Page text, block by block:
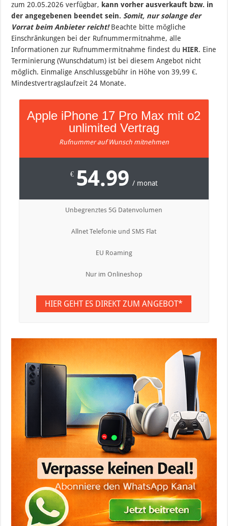
zum 20.05.2026 verfügbar, kann vorher ausverkauft bzw. in
der angegebenen beendet sein. Somit, nur solange der
Vorrat beim Anbieter reicht! Beachte bitte mögliche
Einschränkungen bei der Rufnummermitnahme, alle
Informationen zur Rufnummermitnahme findest du HIER. Eine
Terminierung (Wunschdatum) ist bei diesem Angebot nicht
möglich. Einmalige Anschlussgebühr in Höhe von 39,99 €.
Mindestvertragslaufzeit 24 Monate.
Apple iPhone 17 Pro Max mit o2
unlimited Vertrag
Rufnummer auf Wunsch mitnehmen
€ 54.99 / monat
Unbegrenztes 5G Datenvolumen
Allnet Telefonie und SMS Flat
EU Roaming
Nur im Onlineshop
HIER GEHT ES DIREKT ZUM ANGEBOT*